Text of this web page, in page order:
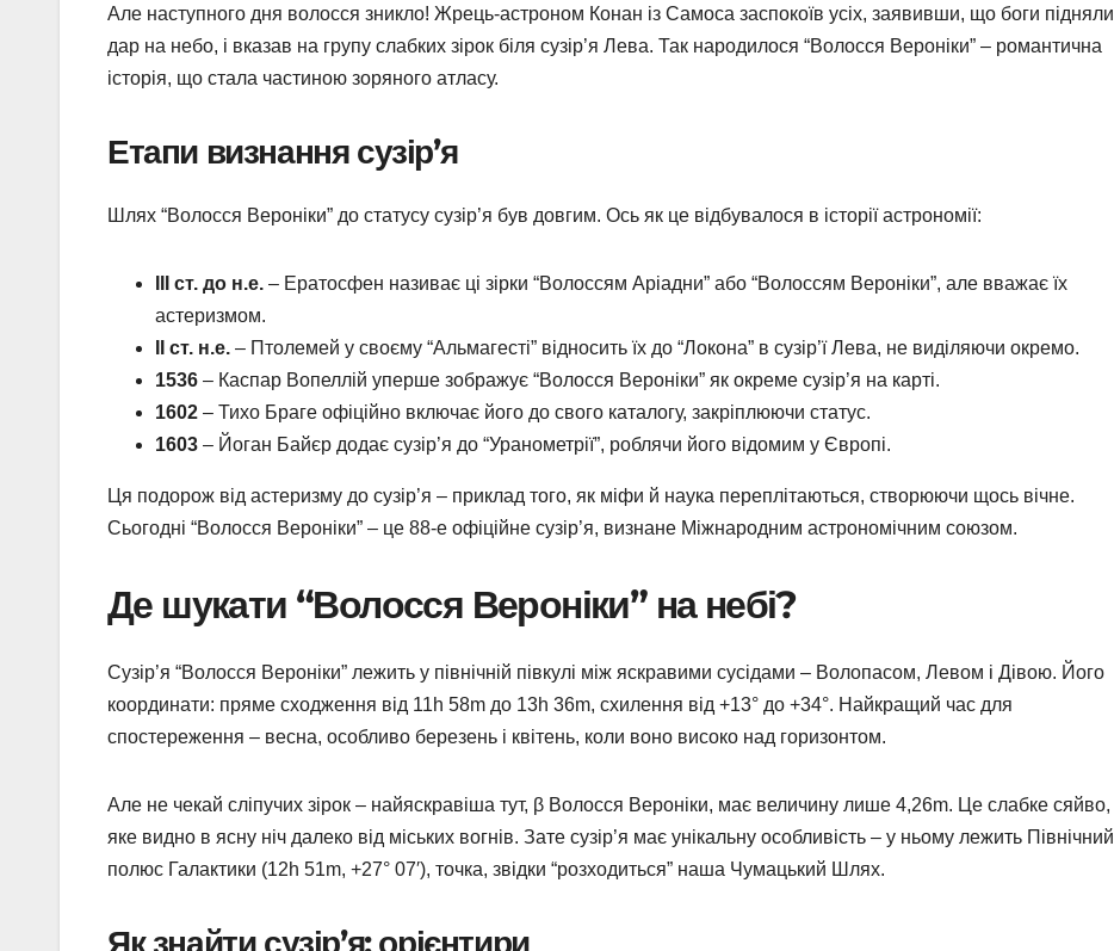
Але наступного дня волосся зникло! Жрець-астроном Конан із Самоса заспокоїв усіх, заявивши, що боги підняли
дар на небо, і вказав на групу слабких зірок біля сузір’я Лева. Так народилося “Волосся Вероніки” – романтична
історія, що стала частиною зоряного атласу.
Етапи визнання сузір’я
Шлях “Волосся Вероніки” до статусу сузір’я був довгим. Ось як це відбувалося в історії астрономії:
III ст. до н.е. – Ератосфен називає ці зірки “Волоссям Аріадни” або “Волоссям Вероніки”, але вважає їх
астеризмом.
II ст. н.е. – Птолемей у своєму “Альмагесті” відносить їх до “Локона” в сузір’ї Лева, не виділяючи окремо.
1536 – Каспар Вопеллій уперше зображує “Волосся Вероніки” як окреме сузір’я на карті.
1602 – Тихо Браге офіційно включає його до свого каталогу, закріплюючи статус.
1603 – Йоган Байєр додає сузір’я до “Уранометрії”, роблячи його відомим у Європі.
Ця подорож від астеризму до сузір’я – приклад того, як міфи й наука переплітаються, створюючи щось вічне.
Сьогодні “Волосся Вероніки” – це 88-е офіційне сузір’я, визнане Міжнародним астрономічним союзом.
Де шукати “Волосся Вероніки” на небі?
Сузір’я “Волосся Вероніки” лежить у північній півкулі між яскравими сусідами – Волопасом, Левом і Дівою. Його
координати: пряме сходження від 11h 58m до 13h 36m, схилення від +13° до +34°. Найкращий час для
спостереження – весна, особливо березень і квітень, коли воно високо над горизонтом.
Але не чекай сліпучих зірок – найяскравіша тут, β Волосся Вероніки, має величину лише 4,26m. Це слабке сяйво,
яке видно в ясну ніч далеко від міських вогнів. Зате сузір’я має унікальну особливість – у ньому лежить Північний
полюс Галактики (12h 51m, +27° 07′), точка, звідки “розходиться” наша Чумацький Шлях.
Як знайти сузір’я: орієнтири